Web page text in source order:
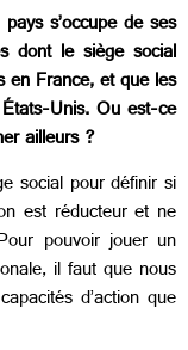
s’occupe de ses
dont le siège social
France, et que les
Unis. Ou est-ce
ailleurs ?
social pour définir si
est réducteur et ne
pouvoir jouer un
il faut que nous
d’action que